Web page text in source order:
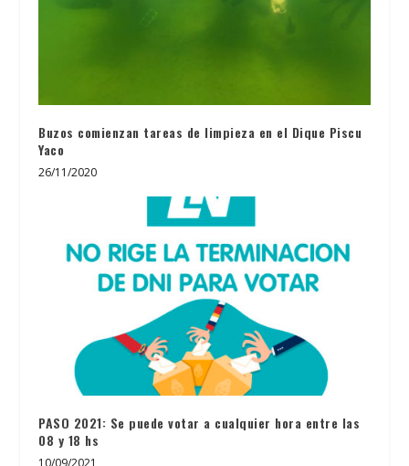
Buzos comienzan tareas de limpieza en el Dique Piscu
Yaco
26/11/2020
PASO 2021: Se puede votar a cualquier hora entre las
08 y 18 hs
10/09/2021